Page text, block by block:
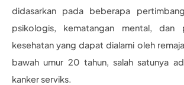
didasarkan pada beberapa
psikologis, kematangan mental, dan
kesehatan yang dapat dialami oleh
bawah umur 20 tahun, salah satunya
kanker serviks.